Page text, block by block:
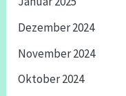
Dezember 2024
November 2024
Oktober 2024